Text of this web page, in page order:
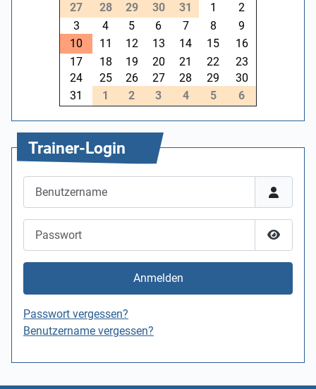
27
28 29 30 31 1
2
3
4 5 6 7 8
9
10
11 12 13 14 15
16
17
18 19 20 21 22
23
24
25 26 27 28 29
30
31
1 2 3 4 5 6
Trainer-Login
Anmelden
Passwort vergessen?
Benutzername vergessen?